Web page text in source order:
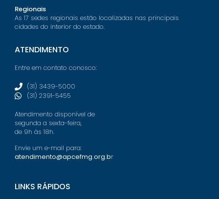
Regionais
As 17 sedes regionais estão localizadas nas principais
cidades do interior do estado.
ATENDIMENTO
Entre em contato conosco:
(31) 3439-5000
(31) 2391-5455
Atendimento disponível de
segunda a sexta-feira,
de 9h às 18h.
Envie um e-mail para:
atendimento@apcefmg.org.br
LINKS RÁPIDOS